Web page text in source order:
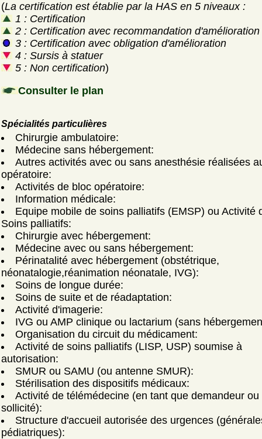
(La certification est établie par la HAS en 5 niveaux :
1 : Certification
2 : Certification avec recommandation d'amélioration
3 : Certification avec obligation d'amélioration
4 : Sursis à statuer
5 : Non certification)
Consulter le plan
Spécialités particulières
Chirurgie ambulatoire:
Médecine sans hébergement:
Autres activités avec ou sans anesthésie réalisées
opératoire:
Activités de bloc opératoire:
Information médicale:
Equipe mobile de soins palliatifs (EMSP) ou Activité
Soins palliatifs:
Chirurgie avec hébergement:
Médecine avec ou sans hébergement:
Périnatalité avec hébergement (obstétrique,
néonatalogie,réanimation néonatale, IVG):
Soins de longue durée:
Soins de suite et de réadaptation:
Activité d'imagerie:
IVG ou AMP clinique ou lactarium (sans
Organisation du circuit du médicament:
Activité de soins palliatifs (LISP, USP) soumise à
autorisation:
SMUR ou SAMU (ou antenne SMUR):
Stérilisation des dispositifs médicaux:
Activité de télémédecine (en tant que demandeur ou
sollicité):
Structure d'accueil autorisée des urgences
pédiatriques):